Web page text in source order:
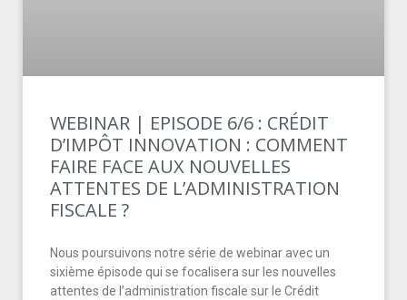
WEBINAR | EPISODE 6/6 : CRÉDIT
D’IMPÔT INNOVATION : COMMENT
FAIRE FACE AUX NOUVELLES
ATTENTES DE L’ADMINISTRATION
FISCALE ?
Nous poursuivons notre série de webinar avec un
sixième épisode qui se focalisera sur les nouvelles
attentes de l’administration fiscale sur le Crédit